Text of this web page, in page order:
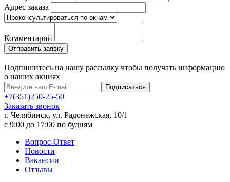
Адрес заказа
Комментарий
Подпишитесь на нашу рассылку чтобы получать информацию
о наших акциях
Подписаться
+7(351)250-25-50
Заказать звонок
г. Челябинск, ул. Радонежская, 10/1
c 9:00 до 17:00 по будням
Вопрос-Ответ
Новости
Вакансии
Отзывы